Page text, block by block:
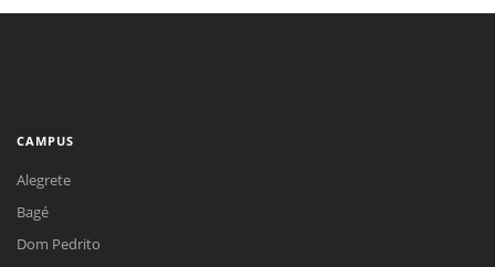
CAMPUS
Alegrete
Bagé
Dom Pedrito